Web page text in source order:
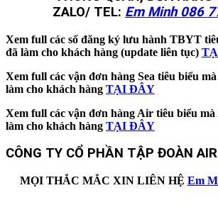
ZALO/ TEL: Em Minh 086
Xem full các số đăng ký lưu hành TBYT
đã làm cho khách hàng (update liên tục)
Xem full các vận đơn hàng Sea tiêu biểu
làm cho khách hàng TẠI ĐÂY
Xem full các vận đơn hàng Air tiêu biểu mà
làm cho khách hàng TẠI ĐÂY
CÔNG TY CỔ PHẦN TẬP ĐOÀN
MỌI THẮC MẮC XIN LIÊN HỆ Em